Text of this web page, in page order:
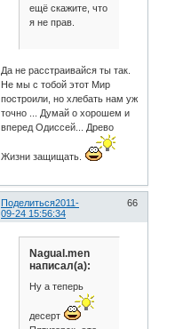
ещё скажите, что
я не прав.
Да не расстраивайся ты так.
Не мы с тобой этот Мир
построили, но хлебать нам уж
точно ... Думай о хорошем и
вперед Одиссей... Древо
Жизни защищать.
Поделиться 66
2011-
09-24 15:56:34
Nagual.men
написал(а):
Ну а теперь
десерт